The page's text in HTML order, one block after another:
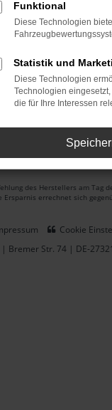
des Herstellers am Tag
errechnet sich
Cookie
Bremer Str. 74 | DE-
Funktional
Diese Technologien
Statistik und
Diese Technologien
Technologien
die für Ihre Interessen